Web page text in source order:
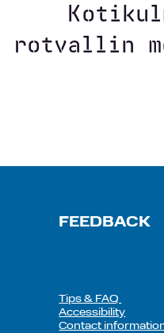
rotvallin
FEEDBACK
Tips & FAQ
Accessibility
Contact